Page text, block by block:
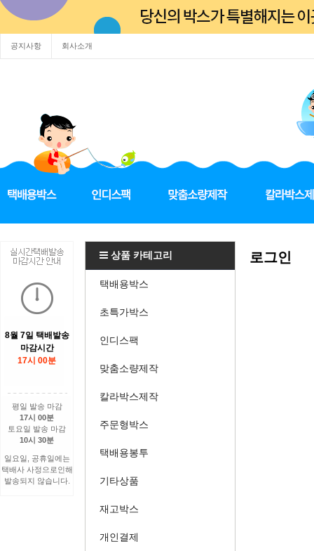
공지사항 회사소개
8월 7일 택배발송
마감시간
17시 00분
평일 발송 마감
17시 00분
토요일 발송 마감
10시 30분
일요일, 공휴일에는
택배사 사정으로인해
발송되지 않습니다.
상품 카테고리
택배용박스
초특가박스
인디스팩
맞춤소량제작
칼라박스제작
주문형박스
택배용봉투
기타상품
재고박스
개인결제
로그인